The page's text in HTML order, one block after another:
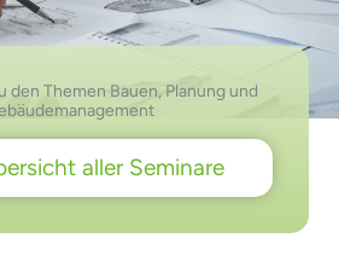
den Themen Bauen, Planung und
aller Seminare